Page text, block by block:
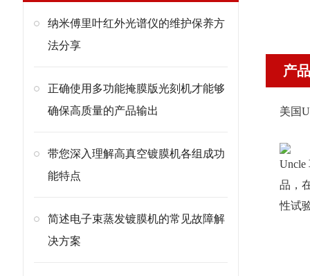
纳米傅里叶红外光谱仪的维护保养方
法分享
正确使用多功能掩膜版光刻机才能够
确保高质量的产品输出
带您深入理解高真空镀膜机各组成功
能特点
简述电子束蒸发镀膜机的常见故障解
决方案
产
美国
Uncle
品，
性试